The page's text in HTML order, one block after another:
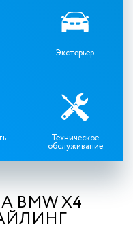
Экстерьер
Техническое
обслуживание
X4